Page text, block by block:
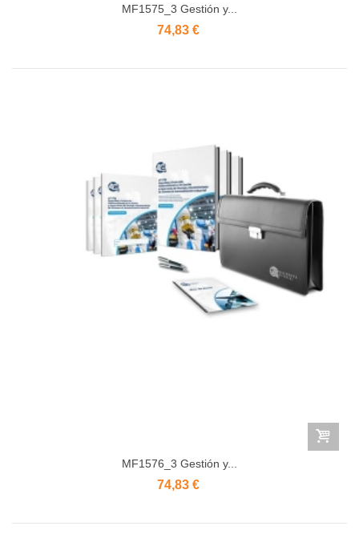
MF1575_3 Gestión y...
74,83 €
MF1576_3 Gestión y...
74,83 €